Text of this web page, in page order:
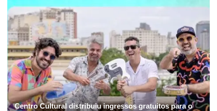
Centro Cultural distribuiu ingressos gratuitos para o